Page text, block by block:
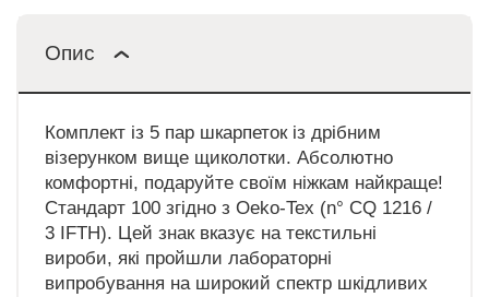
Опис
Комплект із 5 пар шкарпеток із дрібним
візерунком вище щиколотки. Абсолютно
комфортні, подаруйте своїм ніжкам найкраще!
Стандарт 100 згідно з Oeko-Tex (n° CQ 1216 /
3 IFTH). Цей знак вказує на текстильні
вироби, які пройшли лабораторні
випробування на широкий спектр шкідливих